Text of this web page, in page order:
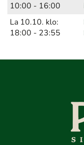
10:00 - 16:00
La 10.10. klo:
18:00 - 23:55